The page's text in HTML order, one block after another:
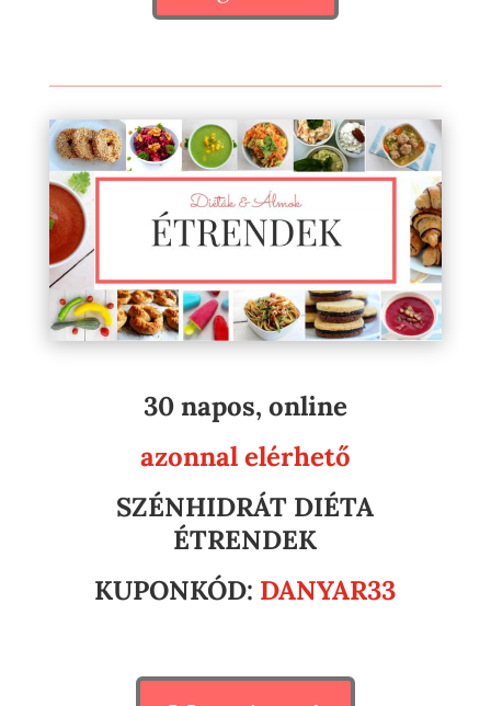
30 napos, online
azonnal elérhető
SZÉNHIDRÁT DIÉTA
ÉTRENDEK
KUPONKÓD: DANYAR33